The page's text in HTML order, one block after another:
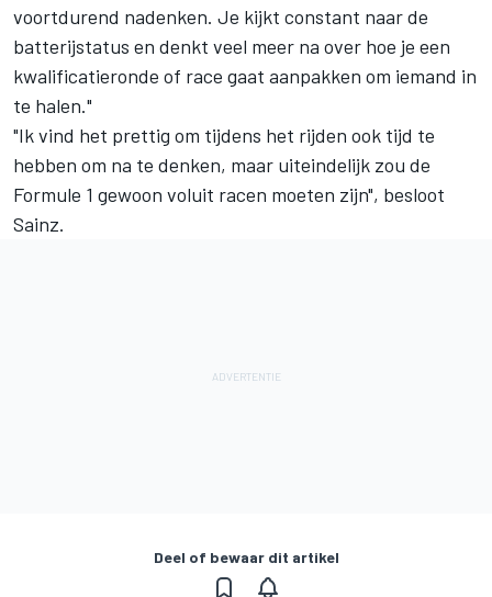
voortdurend nadenken. Je kijkt constant naar de
batterijstatus en denkt veel meer na over hoe je een
kwalificatieronde of race gaat aanpakken om iemand in
te halen."
"Ik vind het prettig om tijdens het rijden ook tijd te
hebben om na te denken, maar uiteindelijk zou de
Formule 1 gewoon voluit racen moeten zijn", besloot
Sainz.
Deel of bewaar dit artikel